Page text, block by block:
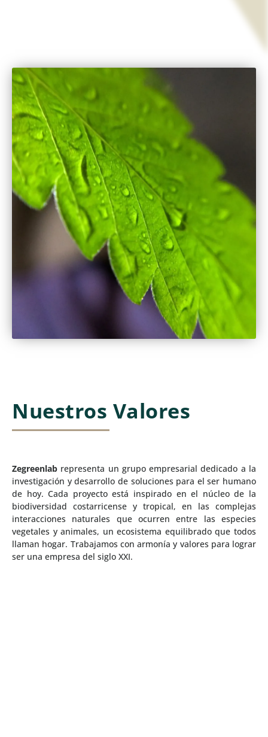
Nuestros Valores
Zegreenlab representa un grupo empresarial dedicado a la
investigación y desarrollo de soluciones para el ser humano
de hoy. Cada proyecto está inspirado en el núcleo de la
biodiversidad costarricense y tropical, en las complejas
interacciones naturales que ocurren entre las especies
vegetales y animales, un ecosistema equilibrado que todos
llaman hogar. Trabajamos con armonía y valores para lograr
ser una empresa del siglo XXI.